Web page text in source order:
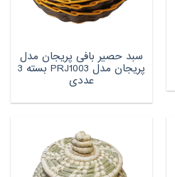
سبد حصیر بافی پریجان مدل
پریجان مدل PRJ1003 بسته 3
عددی